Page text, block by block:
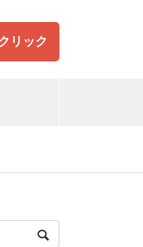
リック